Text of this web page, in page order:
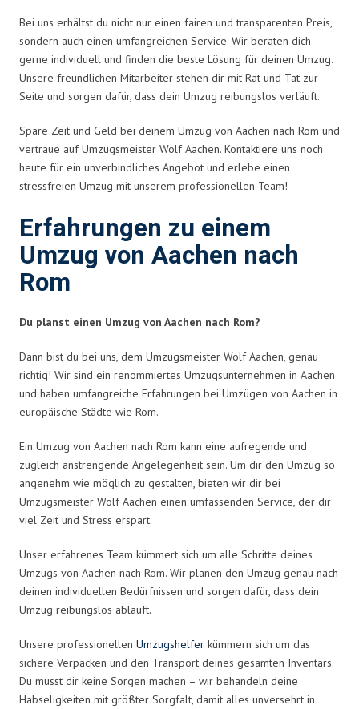
Bei uns erhältst du nicht nur einen fairen und transparenten Preis,
sondern auch einen umfangreichen Service. Wir beraten dich
gerne individuell und finden die beste Lösung für deinen Umzug.
Unsere freundlichen Mitarbeiter stehen dir mit Rat und Tat zur
Seite und sorgen dafür, dass dein Umzug reibungslos verläuft.
Spare Zeit und Geld bei deinem Umzug von Aachen nach Rom und
vertraue auf Umzugsmeister Wolf Aachen. Kontaktiere uns noch
heute für ein unverbindliches Angebot und erlebe einen
stressfreien Umzug mit unserem professionellen Team!
Erfahrungen zu einem
Umzug von Aachen nach
Rom
Du planst einen Umzug von Aachen nach Rom?
Dann bist du bei uns, dem Umzugsmeister Wolf Aachen, genau
richtig! Wir sind ein renommiertes Umzugsunternehmen in Aachen
und haben umfangreiche Erfahrungen bei Umzügen von Aachen in
europäische Städte wie Rom.
Ein Umzug von Aachen nach Rom kann eine aufregende und
zugleich anstrengende Angelegenheit sein. Um dir den Umzug so
angenehm wie möglich zu gestalten, bieten wir dir bei
Umzugsmeister Wolf Aachen einen umfassenden Service, der dir
viel Zeit und Stress erspart.
Unser erfahrenes Team kümmert sich um alle Schritte deines
Umzugs von Aachen nach Rom. Wir planen den Umzug genau nach
deinen individuellen Bedürfnissen und sorgen dafür, dass dein
Umzug reibungslos abläuft.
Unsere professionellen Umzugshelfer kümmern sich um das
sichere Verpacken und den Transport deines gesamten Inventars.
Du musst dir keine Sorgen machen – wir behandeln deine
Habseligkeiten mit größter Sorgfalt, damit alles unversehrt in